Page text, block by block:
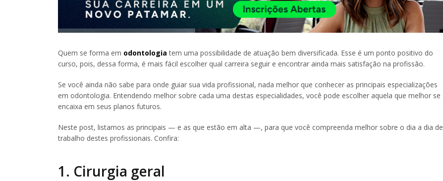
Quem se forma em odontologia tem uma possibilidade de atuação bem diversificada. Esse é um ponto positivo do
curso, pois, dessa forma, é mais fácil escolher qual carreira seguir e encontrar ainda mais satisfação na profissão.
Se você ainda não sabe para onde guiar sua vida profissional, nada melhor que conhecer as principais especializações
em odontologia. Entendendo melhor sobre cada uma destas especialidades, você pode escolher aquela que melhor se
encaixa em seus planos futuros.
Neste post, listamos as principais — e as que estão em alta —, para que você compreenda melhor sobre o dia a dia de
trabalho destes profissionais. Confira:
1. Cirurgia geral